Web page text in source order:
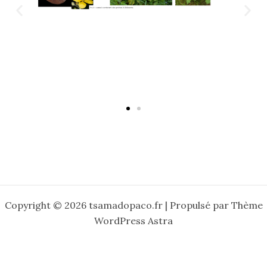
Copyright © 2026 tsamadopaco.fr | Propulsé par Thème
WordPress Astra